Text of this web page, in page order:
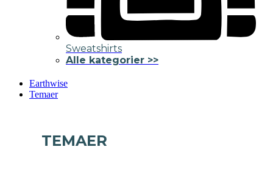
Sweatshirts
Alle kategorier >>
Earthwise
Temaer
TEMAER